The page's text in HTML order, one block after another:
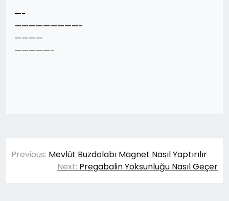
—-
—————————-
————
—————-
Yazı
gezinmesi
Previous: Mevlüt Buzdolabı Magnet Nasıl Yaptırılır
Next: Pregabalin Yoksunluğu Nasıl Geçer